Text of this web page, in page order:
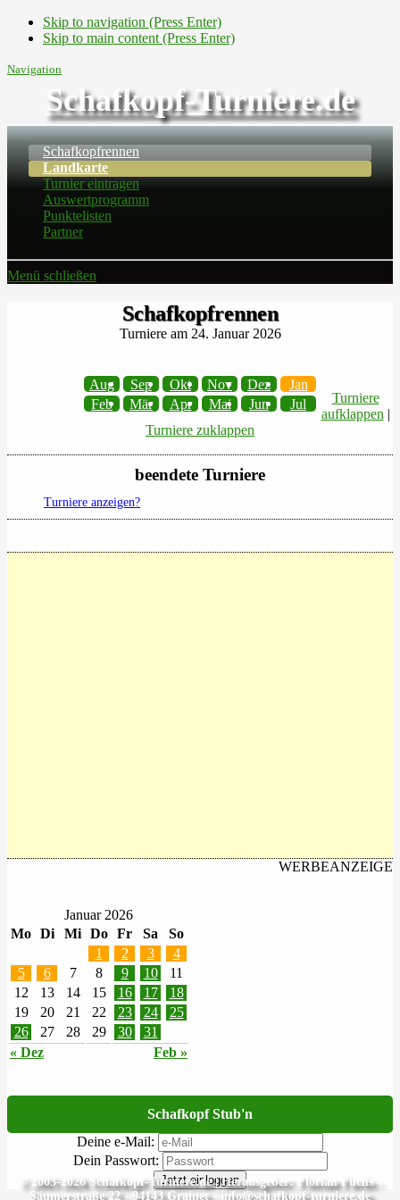
Skip to navigation (Press Enter)
Skip to main content (Press Enter)
Navigation
Schafkopf-Turniere.de
Schafkopfrennen
Landkarte
Turnier eintragen
Auswertprogramm
Punktelisten
Partner
Menü schließen
Schafkopfrennen
Turniere am 24. Januar 2026
Aug Sep Okt Nov Dez
Jan
Feb
Mär Apr Mai Jun Jul
Turniere
aufklappen |
Turniere zuklappen
beendete Turniere
Turniere anzeigen?
WERBEANZEIGE
Januar 2026
Mo Di Mi Do Fr Sa So
« Dez Feb »
1 2 3
4
5
6 7 8 9 10
11
12
13 14 15 16 17
18
19
20 21 22 23 24
25
26
27 28 29 30 31
Schafkopf Stub'n
Deine e-Mail:
Dein Passwort:
Jetzt einloggen
© 2003-2026 Schafkopf-Turniere.de | Herausgeber: Florian Fuchs -
Säumerstraße 22 - 94143 Grainet - info@schafkopf-turniere.de